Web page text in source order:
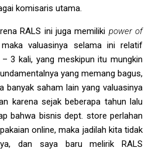
komisaris utama.
RALS ini juga memiliki power of
valuasinya selama ini relatif
3 kali, yang meskipun itu mungkin
yang memang bagus,
banyak saham lain yang valuasinya
karena sejak beberapa tahun lalu
bahwa bisnis dept. store perlahan
online, maka jadilah kita tidak
dan saya baru melirik RALS